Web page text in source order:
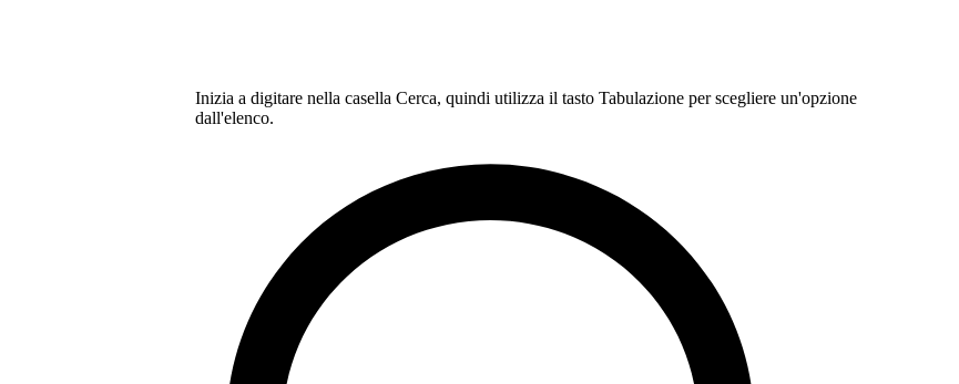
Inizia a digitare nella casella Cerca, quindi utilizza il tasto Tabulazione per scegliere un'opzione
dall'elenco.